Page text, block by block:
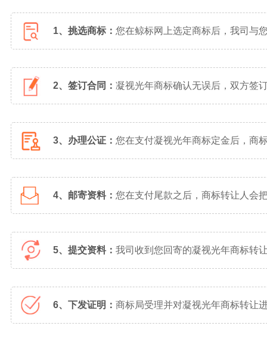
1、挑选商标： 您在鲸标网上选定商标后，我司与
2、签订合同： 凝视光年商标确认无误后，双方签
3、办理公证： 您在支付凝视光年商标定金后，商
4、邮寄资料： 您在支付尾款之后，商标转让人会
5、提交资料： 我司收到您回寄的凝视光年商标转
6、下发证明： 商标局受理并对凝视光年商标转让